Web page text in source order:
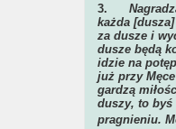
3.
każda
za dusze i
dusze będą
idzie na
już przy
gardzą
duszy, to byś
pragnieniu.